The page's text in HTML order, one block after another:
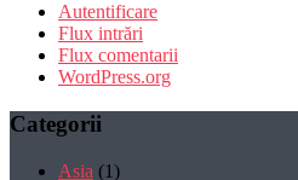
Autentificare
Flux intrări
Flux comentarii
WordPress.org
Categorii
Asia (1)